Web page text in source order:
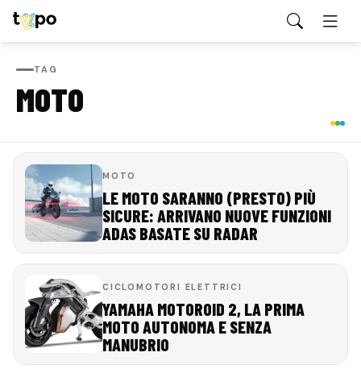
TAG
MOTO
MOTO
LE MOTO SARANNO (PRESTO) PIÙ
SICURE: ARRIVANO NUOVE FUNZIONI
ADAS BASATE SU RADAR
CICLOMOTORI ELETTRICI
YAMAHA MOTOROID 2, LA PRIMA
MOTO AUTONOMA E SENZA
MANUBRIO